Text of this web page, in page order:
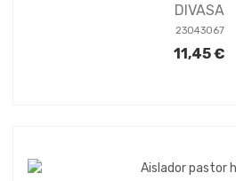
DIVASA
23043067
11,45 €